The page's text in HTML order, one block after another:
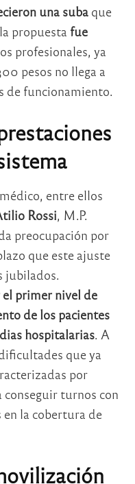
una suba que
propuesta fue
profesionales, ya
pesos no llega a
de funcionamiento.
entre ellos
Rossi , M.P.
preocupación por
que este ajuste
jubilados.
primer nivel de
de los pacientes
hospitalarias A
que ya
por
conseguir turnos con
en la cobertura de